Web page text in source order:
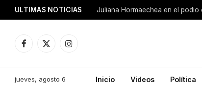
ULTIMAS NOTICIAS Juliana Hormaechea en el podio
Facebook
X
Instagram
jueves, agosto 6 Inicio Videos Política